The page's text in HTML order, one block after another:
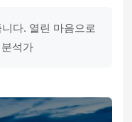
다. 열린 마음으로
석가